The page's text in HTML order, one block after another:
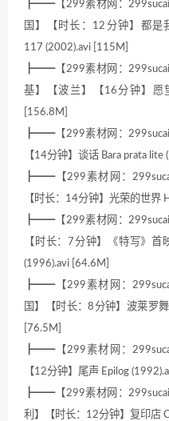
┣━━【299素材网：
国】【时长：12分钟】都是
117 (2002).avi [115M]
┣━━【299素材网：
基】【波兰】【16分钟】愿
[156.8M]
┣━━【299素材网：
【14分钟】谈话 Bara prata lite
┣━━【299素材网：
【时长：14分钟】光荣的世界
┣━━【299素材网：
【时长：7分钟】《特写》首
(1996).avi [64.6M]
┣━━【299素材网：
国】【时长：8分钟】波莱罗
[76.5M]
┣━━【299素材网：
【12分钟】尾声 Epilog
┣━━【299素材网：
利】【时长：12分钟】复印店